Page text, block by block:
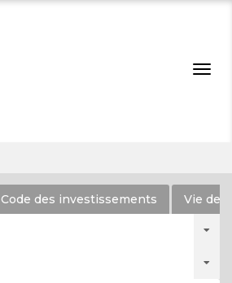
Code des investissements Vie de